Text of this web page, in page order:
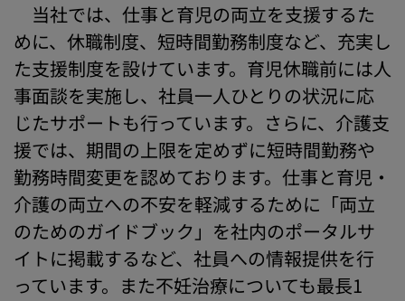
当社では、仕事と育児の両立を支援するた
めに、休職制度、短時間勤務制度など、充実し
た支援制度を設けています。育児休職前には人
事面談を実施し、社員一人ひとりの状況に応
じたサポートも行っています。さらに、介護支
援では、期間の上限を定めずに短時間勤務や
勤務時間変更を認めております。仕事と育児・
介護の両立への不安を軽減するために「両立
のためのガイドブック」を社内のポータルサ
イトに掲載するなど、社員への情報提供を行
っています。また不妊治療についても最長1